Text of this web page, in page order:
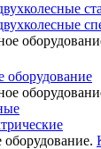
оборудование